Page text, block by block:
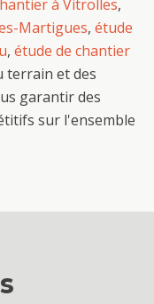
à Vitrolles,
Martigues, étude
, étude de chantier
terrain et des
garantir des
sur l'ensemble